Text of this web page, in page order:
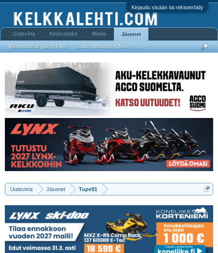
Kirjaudu sisään tai rekisteröidy
Uutisvirta Jäsenet Tupe91
Uutisvirta Keskustelut Media Jäsenet
Viimeisimmät päivitykset Uudet seinäpäivitykset